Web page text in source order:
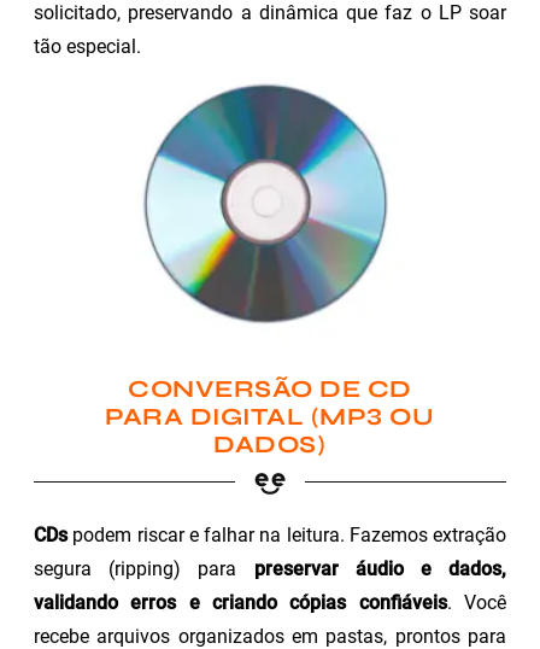
solicitado, preservando a dinâmica que faz o LP soar
tão especial.
CONVERSÃO DE CD
PARA DIGITAL (MP3 OU
DADOS)
CDspodem riscar e falhar na leitura. Fazemos extração
segura (ripping) para preservar áudio e dados,
validando erros e criando cópias confiáveis. Você
recebe arquivos organizados em pastas, prontos para